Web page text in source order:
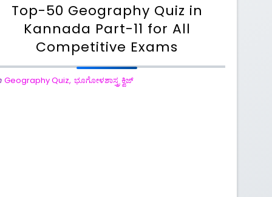
Top-50 Geography Quiz in
Kannada Part-11 for All
Competitive Exams
Geography Quiz, ಭೂಗೋಳಶಾಸ್ತ್ರ ಕ್ವಿಜ್